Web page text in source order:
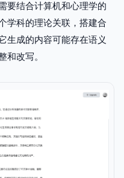
要结合计算机和心理学的
学科的理论关联，搭建合
生成的内容可能存在语义
和改写。